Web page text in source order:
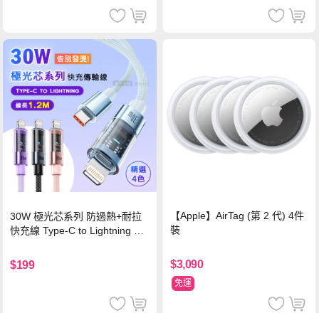
30W 極光芯系列 防過熱+耐拉
快充線 Type-C to Lightning 傳
$199
【Apple】AirTag (第 2 代) 4件
裝
$3,090
免運